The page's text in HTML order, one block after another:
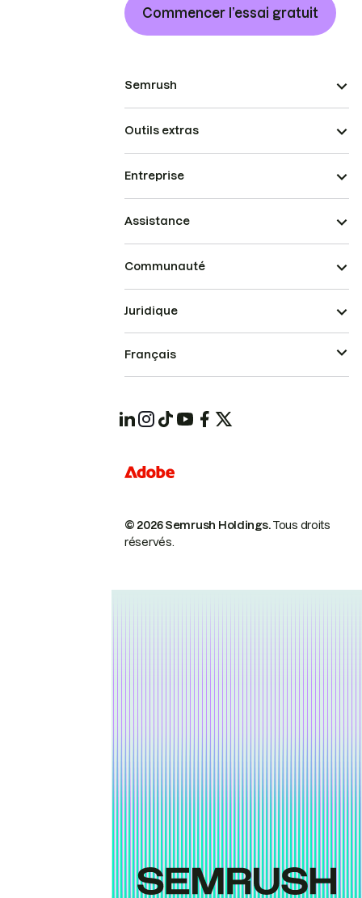
Commencer l’essai gratuit
Semrush
Outils extras
Entreprise
Assistance
Communauté
© 2026 Semrush Holdings.Tous droits
réservés.
Juridique
Français